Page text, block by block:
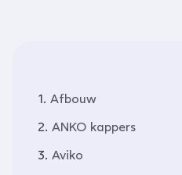
1. Afbouw
2. ANKO kappers
3. Aviko